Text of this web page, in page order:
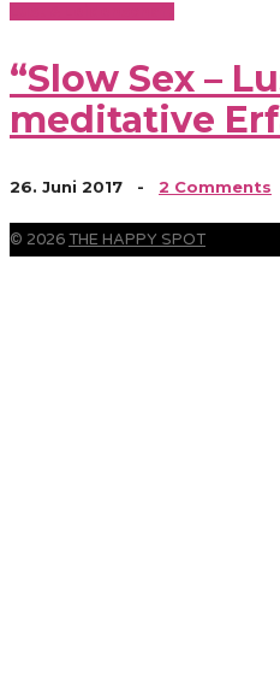
“Slow Sex –
meditative
26. Juni 2017 - 2 Comments
© 2026THE HAPPY SPOT